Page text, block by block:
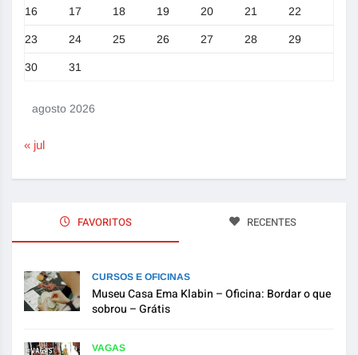
agosto 2026
16 17 18 19 20 21 22
23 24 25 26 27 28 29
30 31
« jul
FAVORITOS RECENTES
CURSOS E OFICINAS
Museu Casa Ema Klabin – Oficina: Bordar o que
sobrou – Grátis
VAGAS